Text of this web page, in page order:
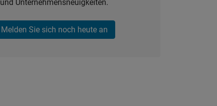
und Unternehmensneuigkeiten.
Melden Sie sich noch heute an